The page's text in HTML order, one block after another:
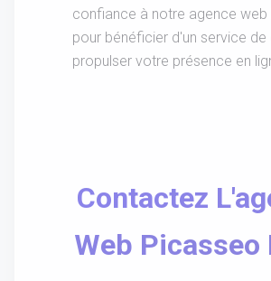
confiance à notre agence web
pour bénéficier d'un service de
propulser votre présence en
Contactez
Web Picasseo